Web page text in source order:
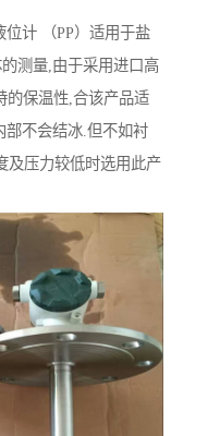
计 （PP）适用于盐
测量,由于采用进口高
的保温性,合该产品适
部不会结冰.但不如衬
及压力较低时选用此产